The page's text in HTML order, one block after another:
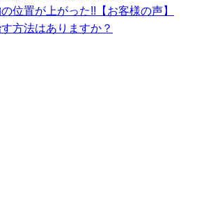
位置が上がった!!【お客様の声】
方法はありますか？